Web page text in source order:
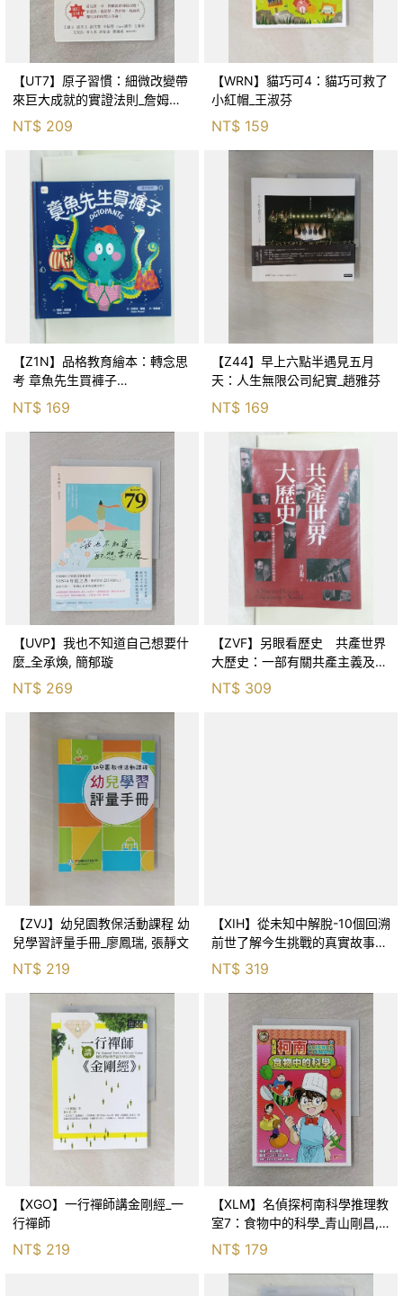
【UT7】原子習慣：細微改變帶
來巨大成就的實證法則_詹姆斯‧
克利爾, 蔡世偉
NT$ 209
【WRN】貓巧可4：貓巧可救了
小紅帽_王淑芬
NT$ 159
【Z1N】品格教育繪本：轉念思
考 章魚先生買褲子
(Octopants)_蘇西‧西尼爾, 黃筱
茵
NT$ 169
【Z44】早上六點半遇見五月
天：人生無限公司紀實_趙雅芬
NT$ 169
【UVP】我也不知道自己想要什
麼_全承煥, 簡郁璇
NT$ 269
【ZVF】另眼看歷史 共產世界
大歷史：一部有關共產主義及共
產黨兩百年的興衰史_呂正理
NT$ 309
【ZVJ】幼兒園教保活動課程 幼
兒學習評量手冊_廖鳳瑞, 張靜文
NT$ 219
【XIH】從未知中解脫-10個回溯
前世了解今生挑戰的真實故事_
羅伯特．舒
NT$ 319
【XGO】一行禪師講金剛經_一
行禪師
NT$ 219
【XLM】名偵探柯南科學推理教
室7：食物中的科學_青山剛昌,
NT$ 179